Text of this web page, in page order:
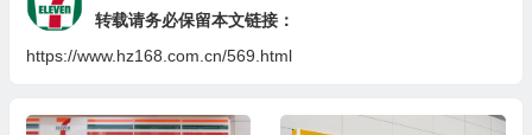
转载请务必保留本文链接：
https://www.hz168.com.cn/569.html